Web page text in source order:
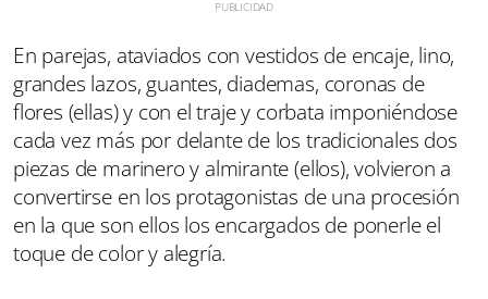
En parejas, ataviados con vestidos de encaje, lino,
grandes lazos, guantes, diademas, coronas de
flores (ellas) y con el traje y corbata imponiéndose
cada vez más por delante de los tradicionales dos
piezas de marinero y almirante (ellos), volvieron a
convertirse en los protagonistas de una procesión
en la que son ellos los encargados de ponerle el
toque de color y alegría.